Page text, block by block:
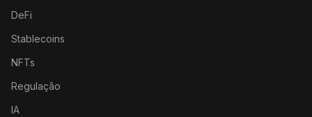
DeFi
Stablecoins
NFTs
Regulação
IA